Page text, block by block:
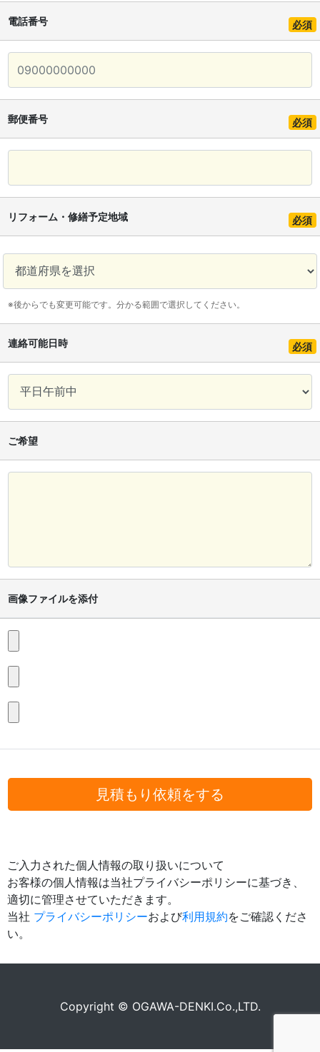
電話番号 必須
郵便番号 必須
リフォーム・修繕予定地域 必須
※後からでも変更可能です。分かる範囲で選択してください。
連絡可能日時 必須
ご希望
画像ファイルを添付
見積もり依頼をする
ご入力された個人情報の取り扱いについて
お客様の個人情報は当社プライバシーポリシーに基づき、
適切に管理させていただきます。
当社 プライバシーポリシーおよび利用規約をご確認くださ
い。
Copyright © OGAWA-DENKI.Co.,LTD.